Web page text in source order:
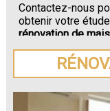
Contactez-nous
obtenir votre
rénovation de
Bailleul.